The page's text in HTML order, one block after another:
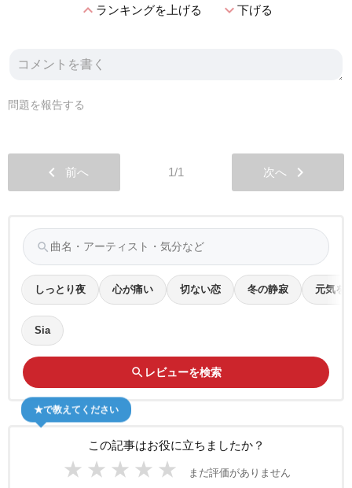
expand_lessランキングを上げる expand_more下げる
問題を報告する
chevron_left 前へ 1/1 次へ chevron_right
search
しっとり夜 心が痛い 切ない恋 冬の静寂 元気を
Sia
search レビューを検索
この記事はお役に立ちましたか？
★ ★ ★ ★ ★ まだ評価がありません
★で教えてください